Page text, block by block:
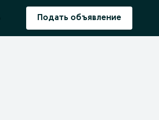
Подать объявление